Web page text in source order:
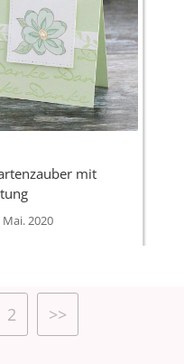
mit
Mai. 2020
2 >>